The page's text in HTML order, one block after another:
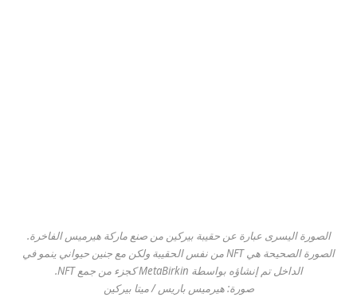
الصورة اليسرى عبارة عن حقيبة بيركين من صنع ماركة هيرميس الفاخرة.
الصورة الصحيحة هي NFT من نفس الحقيبة ولكن مع جنين حيواني ينمو في
الداخل تم إنشاؤه بواسطة MetaBirkin كجزء من جمع NFT.
صورة: هيرميس باريس / ميتا بيركين